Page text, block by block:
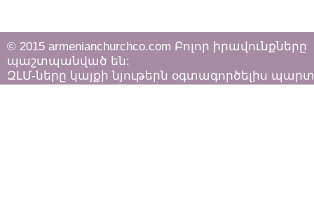
© 2015 armenianchurchco.com Բոլոր իրավունքները
պաշտպանված են:
ԶԼՄ-ները կայքի նյութերն օգտագործելիս